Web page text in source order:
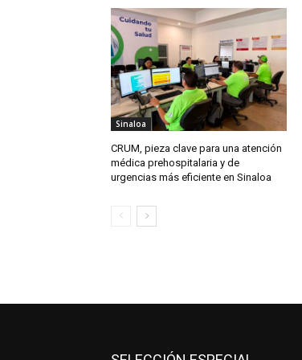
Sinaloa
CRUM, pieza clave para una atención
médica prehospitalaria y de
urgencias más eficiente en Sinaloa